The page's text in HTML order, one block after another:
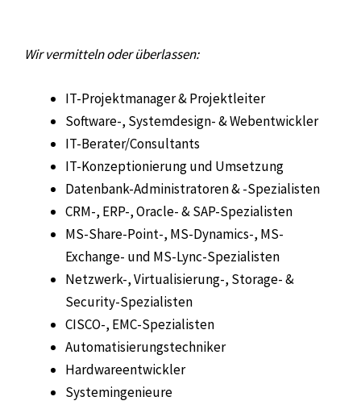
Wir vermitteln oder überlassen:
IT-Projektmanager & Projektleiter
Software-, Systemdesign- & Webentwickler
IT-Berater/Consultants
IT-Konzeptionierung und Umsetzung
Datenbank-Administratoren & -Spezialisten
CRM-, ERP-, Oracle- & SAP-Spezialisten
MS-Share-Point-, MS-Dynamics-, MS-
Exchange- und MS-Lync-Spezialisten
Netzwerk-, Virtualisierung-, Storage- &
Security-Spezialisten
CISCO-, EMC-Spezialisten
Automatisierungstechniker
Hardwareentwickler
Systemingenieure